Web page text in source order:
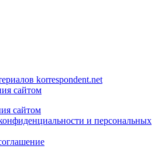
korrespondent.net
сайтом
сайтом
и персональных